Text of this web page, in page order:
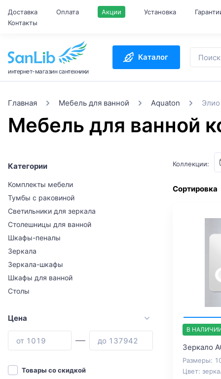
Доставка Оплата Акции Установка
Контакты
интернет-магазин сантехники
Каталог
Главная Мебель для ванной Aquaton Элио
Мебель для ванной
Категории
Комплекты мебели
Тумбы с раковиной
Светильники для зеркала
Столешницы для ванной
Шкафы-пеналы
Зеркала
Зеркала-шкафы
Шкафы для ванной
Столы
Цена
Товары со скидкой
Коллекции:
Сортировка
В
Зеркало
Размеры:
Цвет: